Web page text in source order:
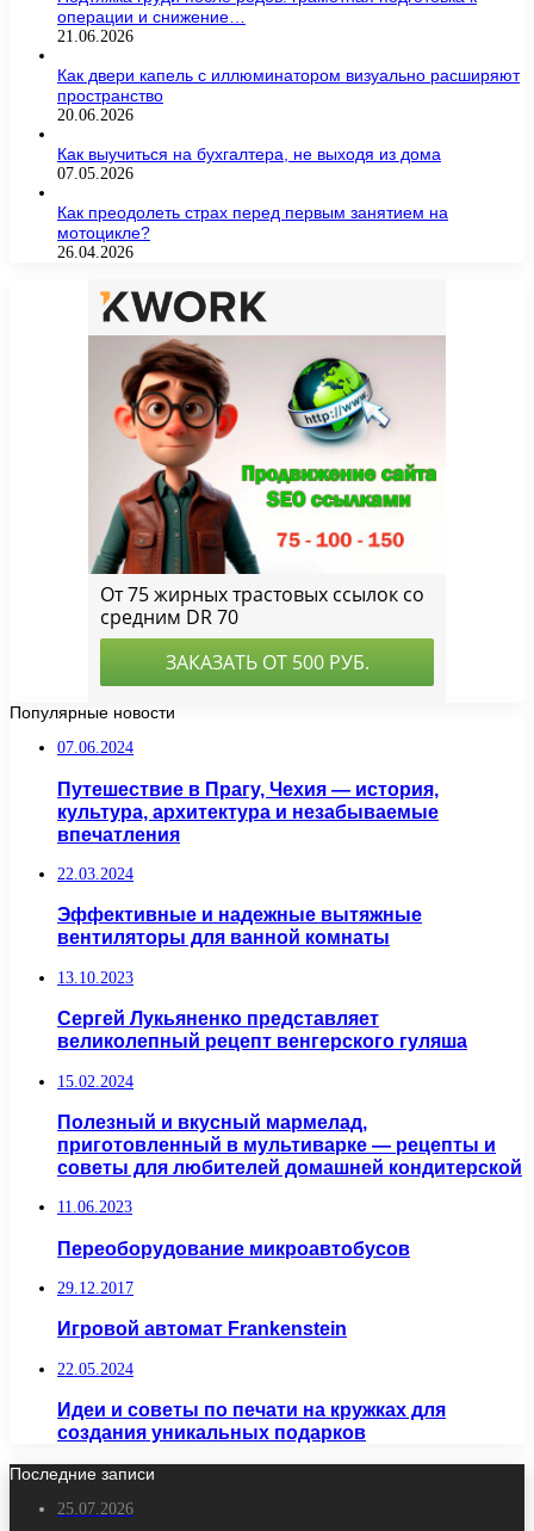
операции и снижение…
21.06.2026
Как двери капель с иллюминатором визуально расширяют
пространство
20.06.2026
Как выучиться на бухгалтера, не выходя из дома
07.05.2026
Как преодолеть страх перед первым занятием на
мотоцикле?
26.04.2026
Популярные новости
07.06.2024
Путешествие в Прагу, Чехия — история,
культура, архитектура и незабываемые
впечатления
22.03.2024
Эффективные и надежные вытяжные
вентиляторы для ванной комнаты
13.10.2023
Сергей Лукьяненко представляет
великолепный рецепт венгерского гуляша
15.02.2024
Полезный и вкусный мармелад,
приготовленный в мультиварке — рецепты и
советы для любителей домашней кондитерской
11.06.2023
Переоборудование микроавтобусов
29.12.2017
Игровой автомат Frankenstein
22.05.2024
Идеи и советы по печати на кружках для
создания уникальных подарков
Последние записи
25.07.2026